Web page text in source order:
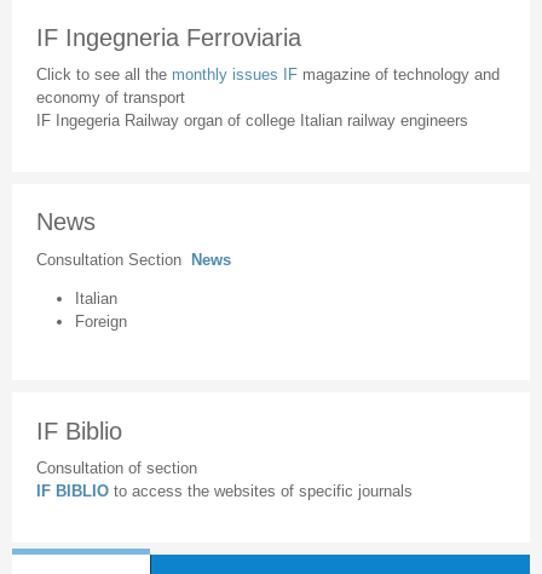
IF Ingegneria Ferroviaria
Click to see all the monthly issues IF magazine of technology and
economy of transport
IF Ingegeria Railway organ of college Italian railway engineers
News
Consultation Section News
Italian
Foreign
IF Biblio
Consultation of section
IF BIBLIO to access the websites of specific journals